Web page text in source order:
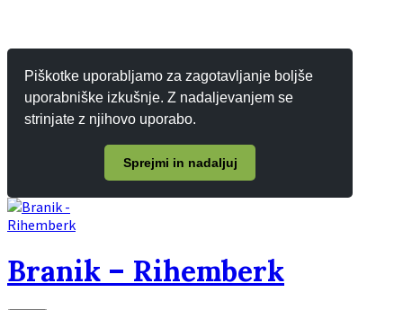
Piškotke uporabljamo za zagotavljanje boljše
uporabniške izkušnje. Z nadaljevanjem se
strinjate z njihovo uporabo.
Sprejmi in nadaljuj
Branik – Rihemberk